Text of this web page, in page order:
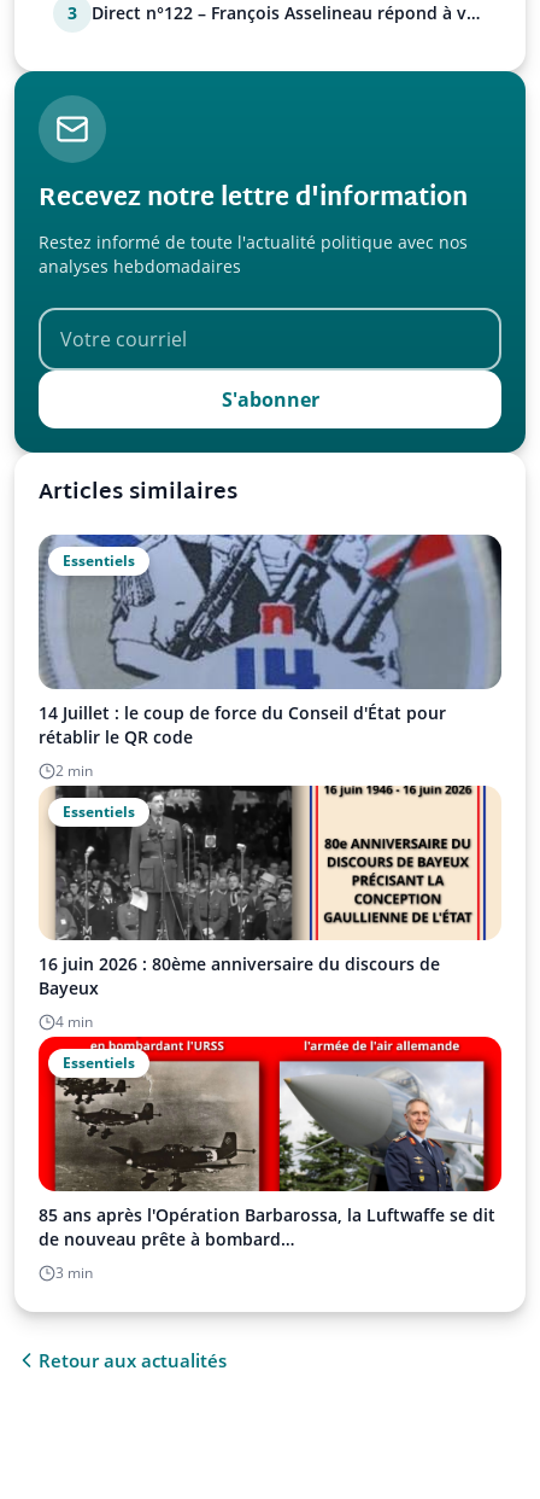
3
Direct n°122 – François Asselineau répond à vos
Recevez notre lettre d'information
Restez informé de toute l'actualité politique avec nos
analyses hebdomadaires
S'abonner
Articles similaires
Essentiels
14 Juillet : le coup de force du Conseil d'État pour
rétablir le QR code
2 min
Essentiels
16 juin 2026 : 80ème anniversaire du discours de
Bayeux
4 min
Essentiels
85 ans après l'Opération Barbarossa, la Luftwaffe se dit
de nouveau prête à bombard…
3 min
Retour aux actualités